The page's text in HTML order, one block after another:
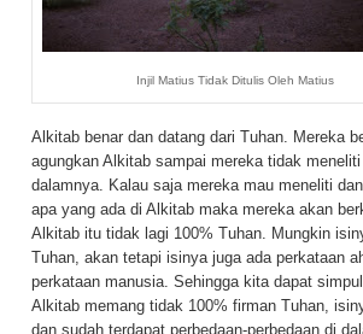
Injil Matius Tidak Ditulis Oleh Matius
Alkitab benar dan datang dari Tuhan. Mereka
agungkan Alkitab sampai mereka tidak
dalamnya. Kalau saja mereka mau meneliti
apa yang ada di Alkitab maka mereka akan
Alkitab itu tidak lagi 100% Tuhan. Mungkin
Tuhan, akan tetapi isinya juga ada perkataan
perkataan manusia. Sehingga kita dapat
Alkitab memang tidak 100% firman Tuhan,
dan sudah terdapat perbedaan-perbedaan di